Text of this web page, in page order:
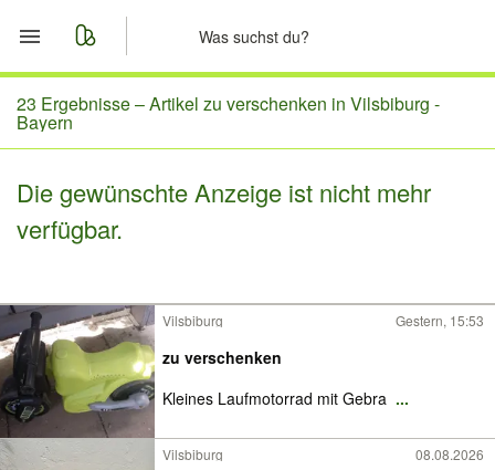
Start
Merkliste
Nachrichten
23 Ergebnisse –Artikel zu verschenken in Vilsbiburg -
Bayern
Die gewünschte Anzeige ist nicht mehr
verfügbar.
Vilsbiburg Gestern, 15:53
zu verschenken
Kleines Laufmotorrad mit Gebra ...
Vilsbiburg 08.08.2026